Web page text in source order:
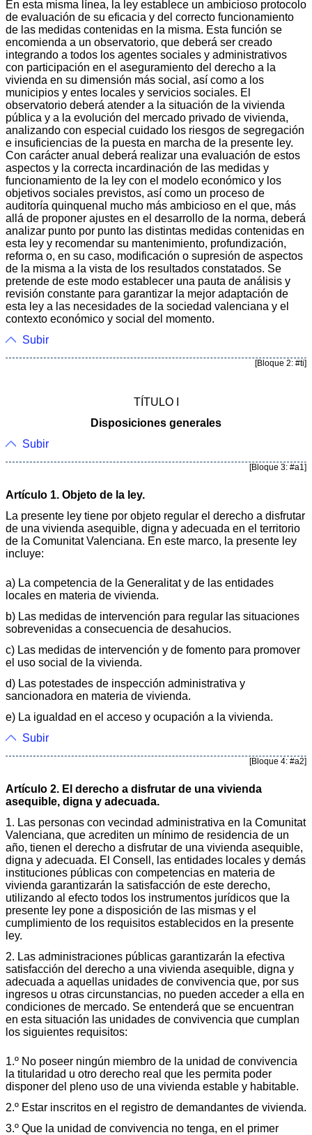
En esta misma línea, la ley establece un ambicioso protocolo
de evaluación de su eficacia y del correcto funcionamiento
de las medidas contenidas en la misma. Esta función se
encomienda a un observatorio, que deberá ser creado
integrando a todos los agentes sociales y administrativos
con participación en el aseguramiento del derecho a la
vivienda en su dimensión más social, así como a los
municipios y entes locales y servicios sociales. El
observatorio deberá atender a la situación de la vivienda
pública y a la evolución del mercado privado de vivienda,
analizando con especial cuidado los riesgos de segregación
e insuficiencias de la puesta en marcha de la presente ley.
Con carácter anual deberá realizar una evaluación de estos
aspectos y la correcta incardinación de las medidas y
funcionamiento de la ley con el modelo económico y los
objetivos sociales previstos, así como un proceso de
auditoría quinquenal mucho más ambicioso en el que, más
allá de proponer ajustes en el desarrollo de la norma, deberá
analizar punto por punto las distintas medidas contenidas en
esta ley y recomendar su mantenimiento, profundización,
reforma o, en su caso, modificación o supresión de aspectos
de la misma a la vista de los resultados constatados. Se
pretende de este modo establecer una pauta de análisis y
revisión constante para garantizar la mejor adaptación de
esta ley a las necesidades de la sociedad valenciana y el
contexto económico y social del momento.
Subir
[Bloque 2: #ti]
TÍTULO I
Disposiciones generales
Subir
[Bloque 3: #a1]
Artículo 1. Objeto de la ley.
La presente ley tiene por objeto regular el derecho a disfrutar
de una vivienda asequible, digna y adecuada en el territorio
de la Comunitat Valenciana. En este marco, la presente ley
incluye:
a) La competencia de la Generalitat y de las entidades
locales en materia de vivienda.
b) Las medidas de intervención para regular las situaciones
sobrevenidas a consecuencia de desahucios.
c) Las medidas de intervención y de fomento para promover
el uso social de la vivienda.
d) Las potestades de inspección administrativa y
sancionadora en materia de vivienda.
e) La igualdad en el acceso y ocupación a la vivienda.
Subir
[Bloque 4: #a2]
Artículo 2. El derecho a disfrutar de una vivienda
asequible, digna y adecuada.
1. Las personas con vecindad administrativa en la Comunitat
Valenciana, que acrediten un mínimo de residencia de un
año, tienen el derecho a disfrutar de una vivienda asequible,
digna y adecuada. El Consell, las entidades locales y demás
instituciones públicas con competencias en materia de
vivienda garantizarán la satisfacción de este derecho,
utilizando al efecto todos los instrumentos jurídicos que la
presente ley pone a disposición de las mismas y el
cumplimiento de los requisitos establecidos en la presente
ley.
2. Las administraciones públicas garantizarán la efectiva
satisfacción del derecho a una vivienda asequible, digna y
adecuada a aquellas unidades de convivencia que, por sus
ingresos u otras circunstancias, no pueden acceder a ella en
condiciones de mercado. Se entenderá que se encuentran
en esta situación las unidades de convivencia que cumplan
los siguientes requisitos:
1.º No poseer ningún miembro de la unidad de convivencia
la titularidad u otro derecho real que les permita poder
disponer del pleno uso de una vivienda estable y habitable.
2.º Estar inscritos en el registro de demandantes de vivienda.
3.º Que la unidad de convivencia no tenga, en el primer